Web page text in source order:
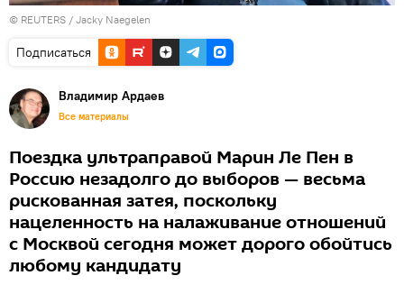
© REUTERS / Jacky Naegelen
Подписаться
Владимир Ардаев
Все материалы
Поездка ультраправой Марин Ле Пен в
Россию незадолго до выборов — весьма
рискованная затея, поскольку
нацеленность на налаживание отношений
с Москвой сегодня может дорого обойтись
любому кандидату